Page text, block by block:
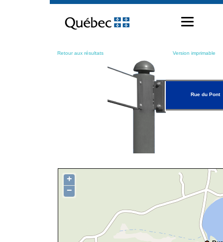
contenu
Retour aux résultats Version imprimable
Rue du Pont
+
−